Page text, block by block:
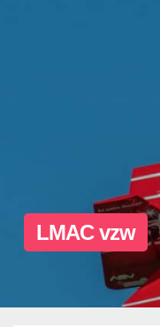
LMAC vzw